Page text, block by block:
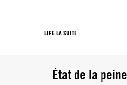
LIRE LA SUITE
État de la